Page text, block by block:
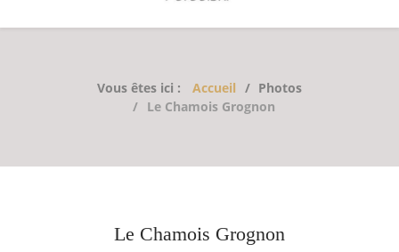
Vous êtes ici : Accueil
Photos
Le Chamois Grognon
Le Chamois Grognon